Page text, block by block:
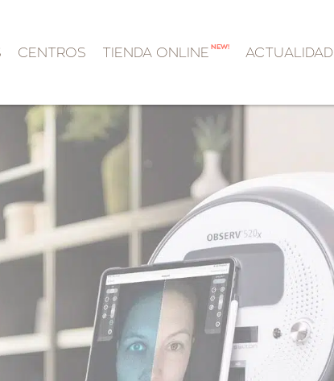
CENTROS TIENDA ONLINE NEW! ACTUALIDAD